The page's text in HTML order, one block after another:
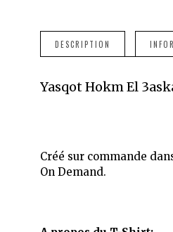
DESCRIPTION
Yasqot Hokm El
Créé sur commande
On Demand.